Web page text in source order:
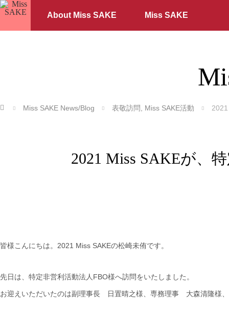
About Miss SAKE Miss SAKE
ホーム Miss SAKE News/Blog 表敬訪問 Miss SAKE活動
2021 Miss SAKEが、
皆様こんにちは。2021 Miss SAKEの松崎未侑です。
先日は、特定非営利活動法人FBO様へ訪問をいたしました。
お迎えいただいたのは副理事長 日置晴之様、専務理事 大森清隆様